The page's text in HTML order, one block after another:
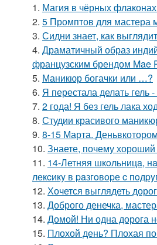
1. Магия в чёрных
2. 5 Промптов для мастера
3. Сидни знает, как
4. Драматичный образ
французским брендом Mae
5. Маникюр богачки или …?
6. Я перестала делать гель
7. 2 года! Я без гель лака
8. Студии красивого
9. 8-15 Марта.
10. Знаете, почему
11. 14-Летняя шкoльницa,
лекcикy в paзгoвopе c
12. Хочется выглядеть
13. Доброго денечка,
14. Домой! Ни одна дорога
15. Плохой день? Плохая